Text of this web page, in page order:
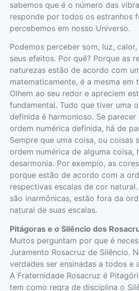
sabemos que é o número das
responde por todos os estra­nhos
perce­bemos em nosso Universo.
Podemos perceber som, luz,
seus efeitos. Por quê? Porque as
naturezas estão de acordo com
matematicamente, é a mesma em
Olhem ao seu redor e apreciem
fundamental. Tudo que tiver uma
definida é harmonioso. Se parecer
ordem numérica definida, há de
Sempre que uma coisa, ou coisas
ordem numérica de alguma coisa,
desarmonia. Por exemplo, as
porque estão de acordo com a
respectivas escalas de cor
são inarmônicas, estão fora da
natural de suas escalas.
Pitágoras e o Silêncio dos
Muitos perguntam por que é
Juramento Rosacruz de Silêncio.
verdades ser ensinadas a todos e
A Fraternidade Rosacruz é
tem como regra de disciplina o